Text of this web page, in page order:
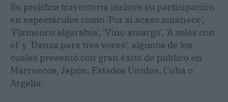
Su prolífica trayectoria incluye su participación
en espectáculos como 'Por si acaso amanece',
'Flamenco algarabía', 'Vino amargo', 'A solas con
él' y 'Danza para tres voces', algunos de los
cuales presentó con gran éxito de público en
Marruecos, Japón, Estados Unidos, Cuba o
Argelia.